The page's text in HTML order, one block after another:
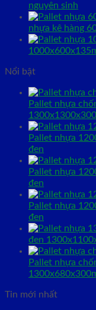
nguyên sinh
nhựa kê hàng
Nổi bật
Pallet nhựa
Pallet nhựa
đen
Pallet nhựa
đen
Pallet nhựa
đen
đen
Pallet nhựa
Tin mới nhất